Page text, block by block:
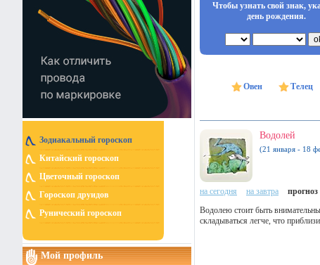
Зодиакальный гороскоп
Китайский гороскоп
Цветочный гороскоп
Гороскоп друидов
Рунический гороскоп
Мой профиль
Чтобы узнать свой знак,
день рождения.
Овен Телец
Водолей
(21 января - 18
на сегодня на завтра прогноз
Водолею стоит быть
складываться легче, что